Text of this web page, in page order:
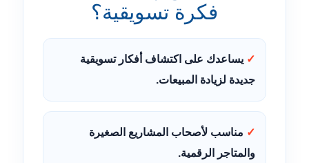
فكرة تسويقية؟
يساعدك على اكتشاف أفكار تسويقية
جديدة لزيادة المبيعات.
مناسب لأصحاب المشاريع الصغيرة
والمتاجر الرقمية.